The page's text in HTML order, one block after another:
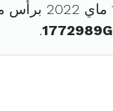
1772989G
.